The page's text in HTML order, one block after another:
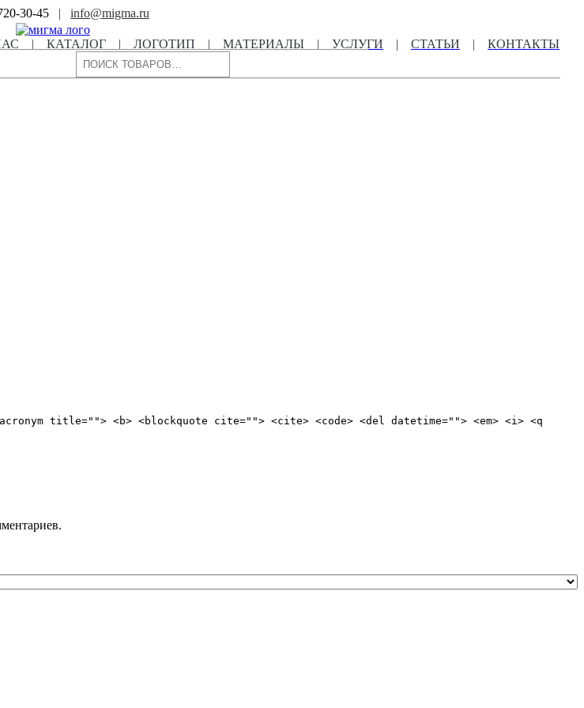
30-45 | info@migma.ru
| КАТАЛОГ | ЛОГОТИП | МАТЕРИАЛЫ | УСЛУГИ | СТАТЬИ |
КОНТАКТЫ
Поиск
title=""> <b> <blockquote cite=""> <cite> <code> <del datetime=""> <em> <i> <q